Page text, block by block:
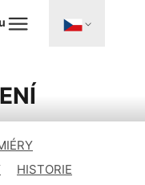
HISTORIE